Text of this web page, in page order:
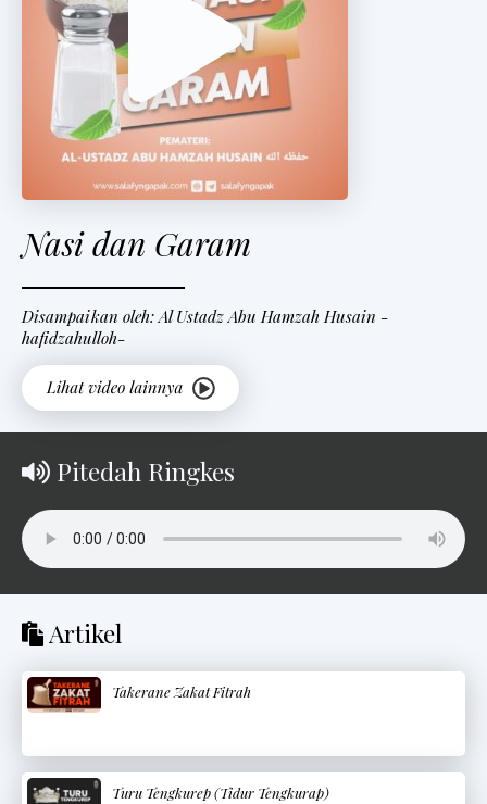
Nasi dan Garam
Disampaikan oleh: Al Ustadz Abu Hamzah Husain -
hafidzahulloh-
Pitedah Ringkes
Artikel
Takerane Zakat Fitrah
Turu Tengkurep (Tidur Tengkurap)